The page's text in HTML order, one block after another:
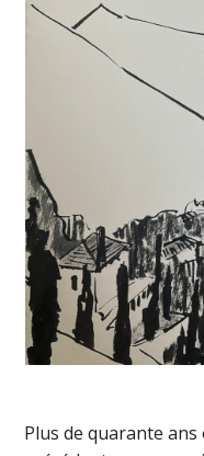
Plus de quarante